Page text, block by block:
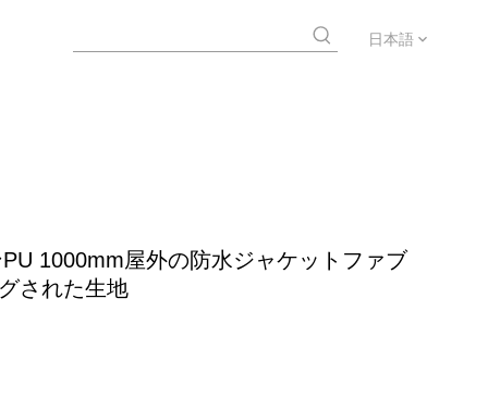
日本語
1000mm屋外の防水ジャケットファブ
された生地